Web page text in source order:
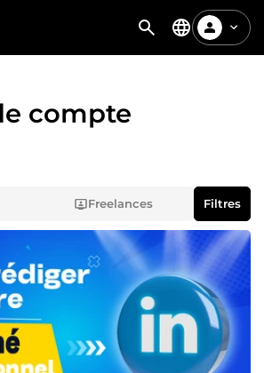
compte
Freelances Filtres